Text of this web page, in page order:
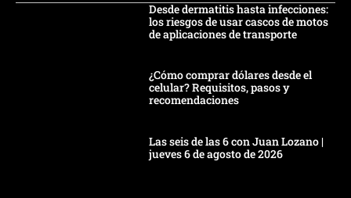
Desde dermatitis hasta infecciones:
los riesgos de usar cascos de motos
de aplicaciones de transporte
¿Cómo comprar dólares desde el
celular? Requisitos, pasos y
recomendaciones
Las seis de las 6 con Juan Lozano |
jueves 6 de agosto de 2026